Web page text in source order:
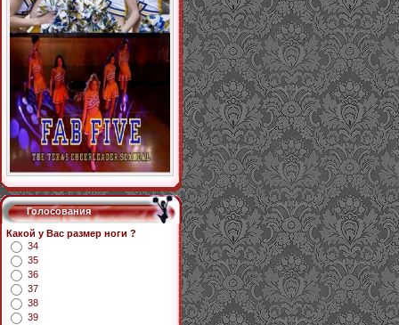
Голосования
Какой у Вас размер ноги ?
34
35
36
37
38
39